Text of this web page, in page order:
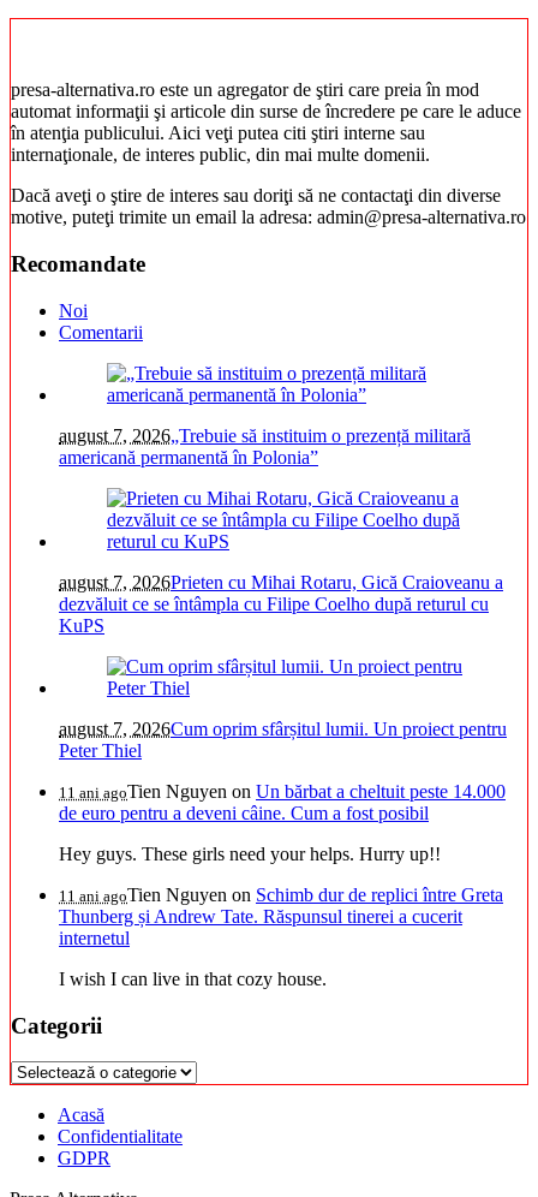
presa-alternativa.ro este un agregator de ştiri care preia în mod
automat informaţii şi articole din surse de încredere pe care le aduce
în atenţia publicului. Aici veţi putea citi ştiri interne sau
internaţionale, de interes public, din mai multe domenii.
Dacă aveţi o ştire de interes sau doriţi să ne contactaţi din diverse
motive, puteţi trimite un email la adresa: admin@presa-alternativa.ro
Recomandate
Noi
Comentarii
august 7, 2026„Trebuie să instituim o prezență militară
americană permanentă în Polonia”
august 7, 2026Prieten cu Mihai Rotaru, Gică Craioveanu a
dezvăluit ce se întâmpla cu Filipe Coelho după returul cu
KuPS
august 7, 2026Cum oprim sfârșitul lumii. Un proiect pentru
Peter Thiel
11 ani agoTien Nguyen on Un bărbat a cheltuit peste 14.000
de euro pentru a deveni câine. Cum a fost posibil
Hey guys. These girls need your helps. Hurry up!!
11 ani agoTien Nguyen on Schimb dur de replici între Greta
Thunberg și Andrew Tate. Răspunsul tinerei a cucerit
internetul
I wish I can live in that cozy house.
Categorii
Categorii
Acasă
Confidentialitate
GDPR